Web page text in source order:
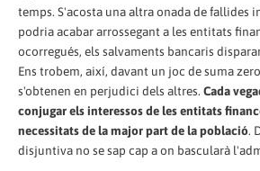
temps. S'acosta una altra onada de fallides
podria acabar arrossegant a les entitats
ocorregués, els salvaments bancaris
Ens trobem, així, davant un joc de suma
s'obtenen en perjudici dels altres. Cada
conjugar els interessos de les entitats
necessitats de la major part de la població.
disjuntiva no se sap cap a on bascularà